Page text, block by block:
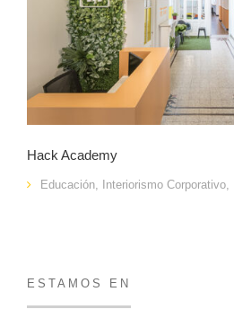
Hack Academy
Educación Interiorismo Corporativo
ESTAMOS EN